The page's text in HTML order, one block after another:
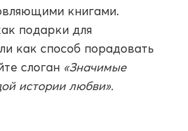
книгами.
подарки для
как способ порадовать
слоган «Значимые
истории любви».